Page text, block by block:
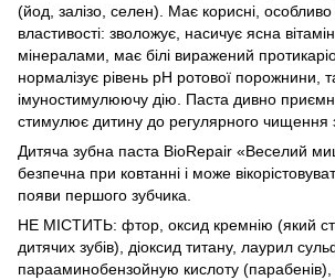
(йод, залізо, селен). Має корисні, особливо
властивості: зволожує, насичує ясна
мінералами, має білі виражений
нормалізує рівень рН ротової порожнини,
імуностимулюючу дію. Паста дивно
стимулює дитину до регулярного чищення
Дитяча зубна паста BioRepair «Веселий
безпечна при ковтанні і може
появи першого зубчика.
НЕ МІСТИТЬ: фтор, оксид кремнію (який
дитячих зубів), діоксид титану, лаурил
парааминобензойную кислоту (парабенів),